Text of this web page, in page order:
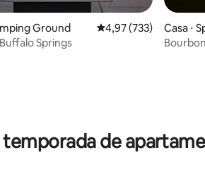
Ground 4,97 de uma
4,97 (733)
Springs
Casa ⋅
de